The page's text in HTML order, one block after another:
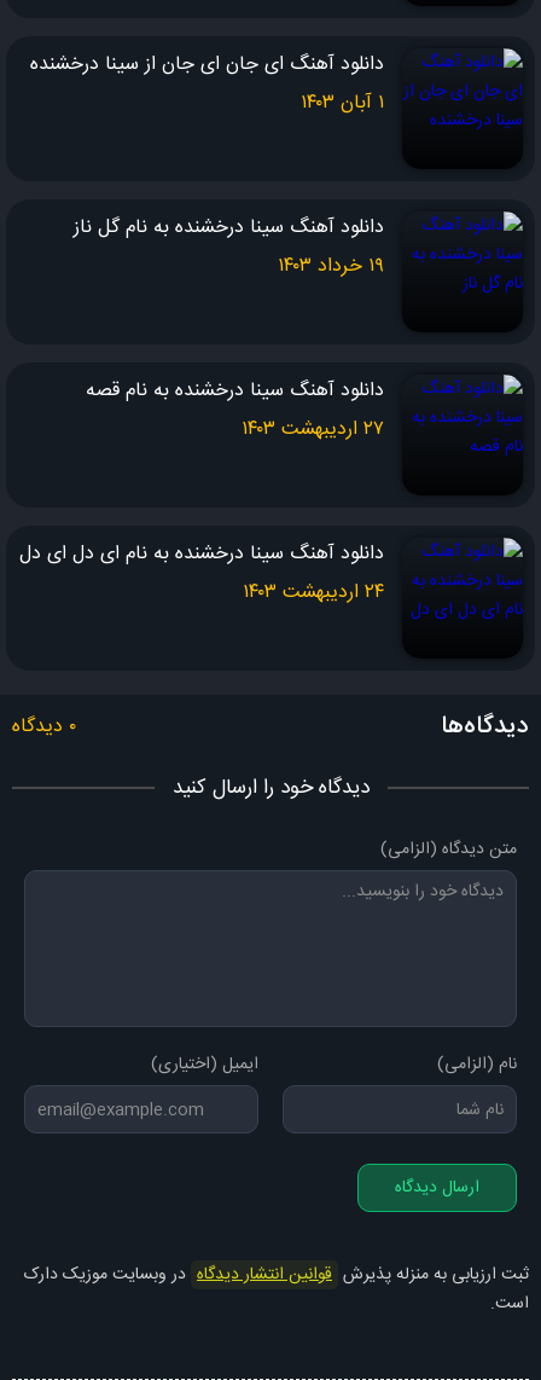
دانلود آهنگ ای جان ای جان از سینا درخشنده
۱ آبان ۱۴۰۳
دانلود آهنگ سینا درخشنده به نام گل ناز
۱۹ خرداد ۱۴۰۳
دانلود آهنگ سینا درخشنده به نام قصه
۲۷ اردیبهشت ۱۴۰۳
دانلود آهنگ سینا درخشنده به نام ای دل ای دل
۲۴ اردیبهشت ۱۴۰۳
دیدگاه‌ها ۰ دیدگاه
دیدگاه خود را ارسال کنید
متن دیدگاه (الزامی)
نام (الزامی) ایمیل (اختیاری)
ارسال دیدگاه
ثبت ارزیابی به منزله پذیرش قوانین انتشار دیدگاه در وبسایت موزیک دارک
است.